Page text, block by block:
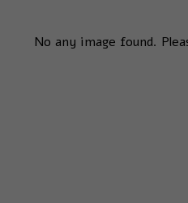
No any image found.